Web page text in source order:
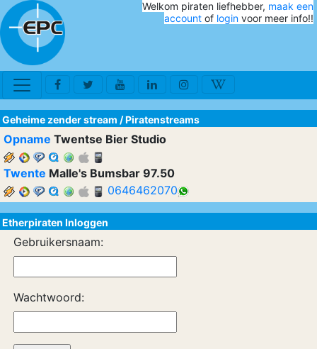
Welkom piraten liefhebber, maak een
account of login voor meer info!!
Geheime zender stream /Piratenstreams
Opname Twentse Bier Studio
Twente Malle's Bumsbar 97.50
0646462070
Etherpiraten Inloggen
Gebruikersnaam:
Wachtwoord: